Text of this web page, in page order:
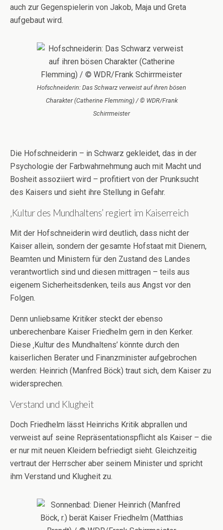
auch zur Gegenspielerin von Jakob, Maja und Greta
aufgebaut wird.
Hofschneiderin: Das Schwarz verweist auf ihren bösen
Charakter (Catherine Flemming) / © WDR/Frank
Schirrmeister
Die Hofschneiderin – in Schwarz gekleidet, das in der
Psychologie der Farbwahrnehmung auch mit Macht und
Bosheit assoziiert wird – profitiert von der Prunksucht
des Kaisers und sieht ihre Stellung in Gefahr.
‚Kultur des Mundhaltens’ regiert im Kaiserreich
Mit der Hofschneiderin wird deutlich, dass nicht der
Kaiser allein, sondern der gesamte Hofstaat mit Dienern,
Beamten und Ministern für den Zustand des Landes
verantwortlich sind und diesen mittragen – teils aus
eigenem Sicherheitsdenken, teils aus Angst vor den
Folgen.
Denn unliebsame Kritiker steckt der ebenso
unberechenbare Kaiser Friedhelm gern in den Kerker.
Diese ‚Kultur des Mundhaltens’ könnte durch den
kaiserlichen Berater und Finanzminister aufgebrochen
werden: Heinrich (Manfred Böck) traut sich, dem Kaiser zu
widersprechen.
Verstand und Klugheit
Doch Friedhelm lässt Heinrichs Kritik abprallen und
verweist auf seine Repräsentationspflicht als Kaiser – die
er nur mit neuen Kleidern befriedigt sieht. Gleichzeitig
vertraut der Herrscher aber seinem Minister und spricht
ihm Verstand und Klugheit zu.